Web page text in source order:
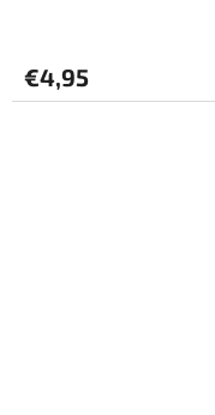
€4,95